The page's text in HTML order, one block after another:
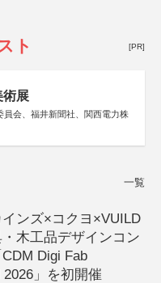
ト [PR]
術展
会、福井新聞社、関西電力株
一覧
インズ×コクヨ×VUILD
木工品デザインコン
Digi Fab
」を初開催